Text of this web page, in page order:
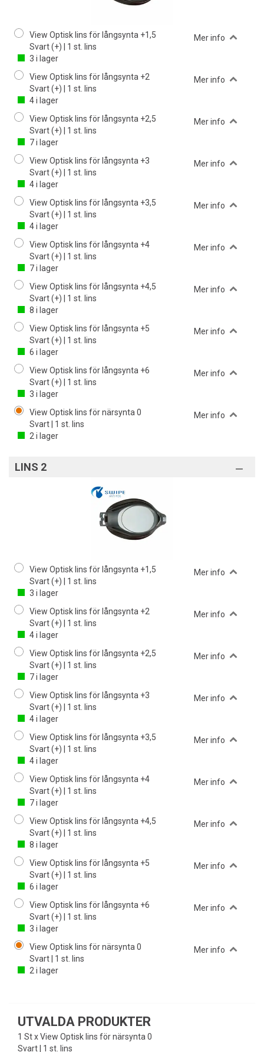
View Optisk lins för långsynta +1,5
Svart (+) | 1 st. lins
Mer info
3 i lager
View Optisk lins för långsynta +2
Svart (+) | 1 st. lins
Mer info
4i lager
View Optisk lins för långsynta +2,5
Svart (+) | 1 st. lins
Mer info
7i lager
View Optisk lins för långsynta +3
Svart (+) | 1 st. lins
Mer info
4i lager
View Optisk lins för långsynta +3,5
Svart (+) | 1 st. lins
Mer info
4i lager
View Optisk lins för långsynta +4
Svart (+) | 1 st. lins
Mer info
7i lager
View Optisk lins för långsynta +4,5
Svart (+) | 1 st. lins
Mer info
8 i lager
View Optisk lins för långsynta +5
Svart (+) | 1 st. lins
Mer info
6 i lager
View Optisk lins för långsynta +6
Svart (+) | 1 st. lins
Mer info
3 i lager
View Optisk lins för närsynta 0
Svart | 1 st. lins
Mer info
2 i lager
LINS 2
View Optisk lins för långsynta +1,5
Svart (+) | 1 st. lins
Mer info
3 i lager
View Optisk lins för långsynta +2
Svart (+) | 1 st. lins
Mer info
4i lager
View Optisk lins för långsynta +2,5
Svart (+) | 1 st. lins
Mer info
7i lager
View Optisk lins för långsynta +3
Svart (+) | 1 st. lins
Mer info
4i lager
View Optisk lins för långsynta +3,5
Svart (+) | 1 st. lins
Mer info
4i lager
View Optisk lins för långsynta +4
Svart (+) | 1 st. lins
Mer info
7i lager
View Optisk lins för långsynta +4,5
Svart (+) | 1 st. lins
Mer info
8 i lager
View Optisk lins för långsynta +5
Svart (+) | 1 st. lins
Mer info
6 i lager
View Optisk lins för långsynta +6
Svart (+) | 1 st. lins
Mer info
3 i lager
View Optisk lins för närsynta 0
Svart | 1 st. lins
Mer info
2 i lager
UTVALDA PRODUKTER
1 St x View Optisk lins för närsynta 0
Svart | 1 st. lins